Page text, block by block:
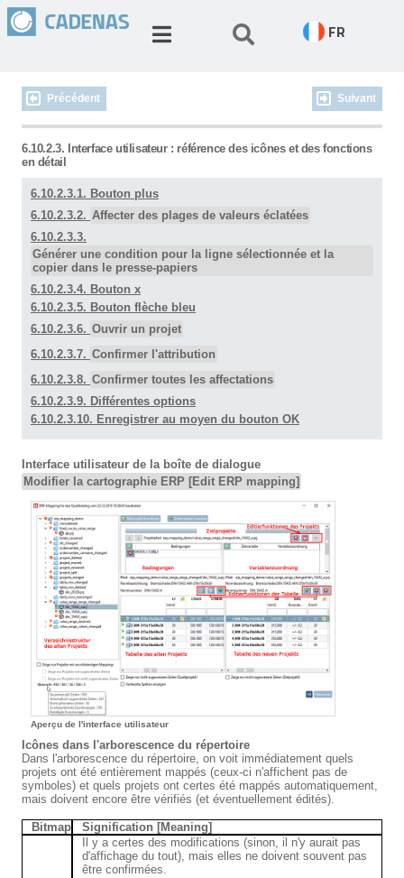
FR
Précédent Suivant
6.10.2.3. Interface utilisateur : référence des icônes et des fonctions
en détail
6.10.2.3.1. Bouton plus
6.10.2.3.2. Affecter des plages de valeurs éclatées
6.10.2.3.3.
Générer une condition pour la ligne sélectionnée et la
copier dans le presse-papiers
6.10.2.3.4. Bouton x
6.10.2.3.5. Bouton flèche bleu
6.10.2.3.6. Ouvrir un projet
6.10.2.3.7. Confirmer l'attribution
6.10.2.3.8. Confirmer toutes les affectations
6.10.2.3.9. Différentes options
6.10.2.3.10. Enregistrer au moyen du bouton OK
Interface utilisateur de la boîte de dialogue
Modifier la cartographie ERP [Edit ERP mapping]
Aperçu de l'interface utilisateur
Icônes dans l'arborescence du répertoire
Dans l'arborescence du répertoire, on voit immédiatement quels
projets ont été entièrement mappés (ceux-ci n'affichent pas de
symboles) et quels projets ont certes été mappés automatiquement,
mais doivent encore être vérifiés (et éventuellement édités).
Bitmap Signification [Meaning]
Il y a certes des modifications (sinon, il n'y aurait pas
d'affichage du tout), mais elles ne doivent souvent pas
être confirmées.